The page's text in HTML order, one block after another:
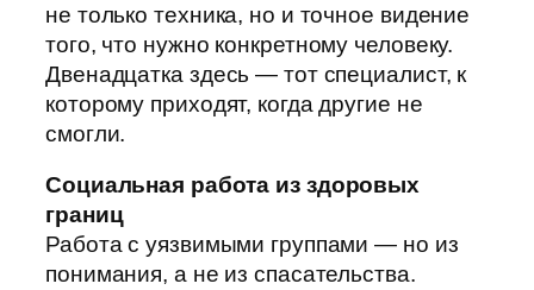
не только техника, но и точное видение
того, что нужно конкретному человеку.
Двенадцатка здесь — тот специалист, к
которому приходят, когда другие не
смогли.
Социальная работа из здоровых
границ
Работа с уязвимыми группами — но из
понимания, а не из спасательства.